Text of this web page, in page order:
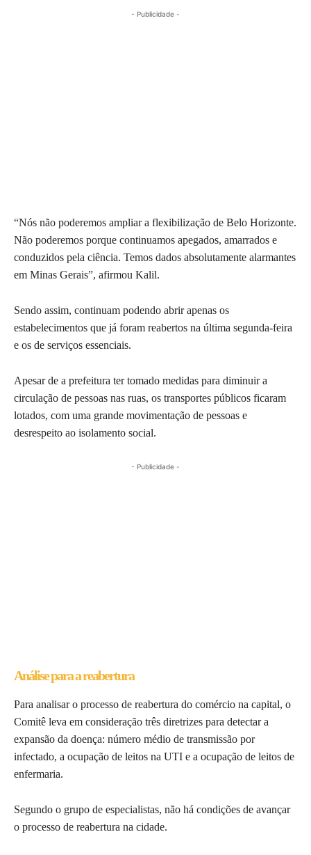
- Publicidade -
“Nós não poderemos ampliar a flexibilização de Belo Horizonte.
Não poderemos porque continuamos apegados, amarrados e
conduzidos pela ciência. Temos dados absolutamente alarmantes
em Minas Gerais”, afirmou Kalil.
Sendo assim, continuam podendo abrir apenas os
estabelecimentos que já foram reabertos na última segunda-feira
e os de serviços essenciais.
Apesar de a prefeitura ter tomado medidas para diminuir a
circulação de pessoas nas ruas, os transportes públicos ficaram
lotados, com uma grande movimentação de pessoas e
desrespeito ao isolamento social.
- Publicidade -
Análise para a reabertura
Para analisar o processo de reabertura do comércio na capital, o
Comitê leva em consideração três diretrizes para detectar a
expansão da doença: número médio de transmissão por
infectado, a ocupação de leitos na UTI e a ocupação de leitos de
enfermaria.
Segundo o grupo de especialistas, não há condições de avançar
o processo de reabertura na cidade.